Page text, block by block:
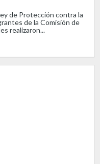
de Protección contra la
de la Comisión de
realizaron...